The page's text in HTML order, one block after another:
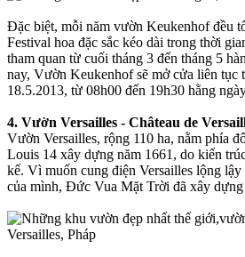
Đặc biệt, mỗi năm vườn Keukenhof đều
Festival hoa đặc sắc kéo dài trong thời
tham quan từ cuối tháng 3 đến tháng 5
nay, Vườn Keukenhof sẽ mở cửa liên tục
18.5.2013, từ 08h00 đến 19h30 hằng
4. Vườn Versailles - Château de
Vườn Versailles, rộng 110 ha, nằm phía
Louis 14 xây dựng năm 1661, do kiến
kế. Vì muốn cung điện Versailles lộng lậy
của mình, Đức Vua Mặt Trời đã xây